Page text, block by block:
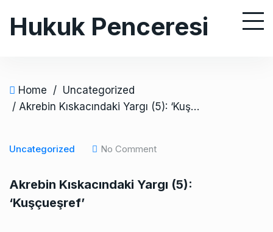
Hukuk Penceresi
Home / Uncategorized
/ Akrebin Kıskacındaki Yargı (5): ‘Kuşçueşref’
Uncategorized No Comment
Akrebin Kıskacındaki Yargı (5):
‘Kuşçueşref’